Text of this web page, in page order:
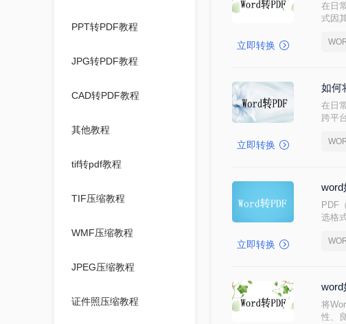
PPT转PDF教程
JPG转PDF教程
CAD转PDF教程
其他教程
tif转pdf教程
TIF压缩教程
WMF压缩教程
JPEG压缩教程
证件照压缩教程
立即转换
在日
式因
立即转换
如何
在日
跨平
立即转换
word
PDF
选格
word
将
性、